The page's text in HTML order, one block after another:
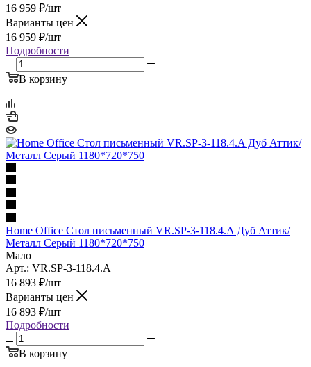
16 959 ₽/шт
Варианты цен
16 959 ₽/шт
Подробности
В корзину
Home Office Стол письменный VR.SP-3-118.4.A Дуб Аттик/
Металл Серый 1180*720*750
Мало
Арт.: VR.SP-3-118.4.A
16 893 ₽/шт
Варианты цен
16 893 ₽/шт
Подробности
В корзину